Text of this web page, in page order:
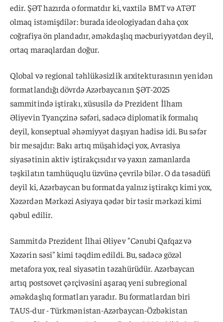
edir. ŞƏT hazırda o formatdır ki, vaxtilə BMT və ATƏT
olmaq istəmişdilər: burada ideologiyadan daha çox
coğrafiya ön plandadır, əməkdaşlıq məcburiyyətdən deyil,
ortaq maraqlardan doğur.
Qlobal və regional təhlükəsizlik arxitekturasının yenidən
formatlandığı dövrdə Azərbaycanın ŞƏT-2025
sammitində iştirakı, xüsusilə də Prezident İlham
Əliyevin Tyançzinə səfəri, sadəcə diplomatik formalıq
deyil, konseptual əhəmiyyət daşıyan hadisə idi. Bu səfər
bir mesajdır: Bakı artıq müşahidəçi yox, Avrasiya
siyasətinin aktiv iştirakçısıdır və yaxın zamanlarda
təşkilatın tamhüquqlu üzvünə çevrilə bilər. O da təsadüfi
deyil ki, Azərbaycan bu formatda yalnız iştirakçı kimi yox,
Xəzərdən Mərkəzi Asiyaya qədər bir təsir mərkəzi kimi
qəbul edilir.
Sammitdə Prezident İlhai Əliyev "Cənubi Qafqaz və
Xəzərin səsi" kimi təqdim edildi. Bu, sadəcə gözəl
metafora yox, real siyasətin təzahürüdür. Azərbaycan
artıq postsovet çərçivəsini aşaraq yeni subregional
əməkdaşlıq formatları yaradır. Bu formatlardan biri
TAUS-dur - Türkmənistan-Azərbaycan-Özbəkistan